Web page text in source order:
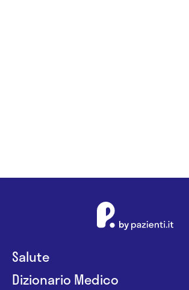
Salute
Dizionario Medico